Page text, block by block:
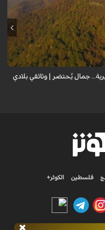
الموائل الطبيعية في إيران، يحذر
التدميرية تنهش بجسم
جمال يُحتضر | وثائقي بلادي
فلسطين الكوثر+